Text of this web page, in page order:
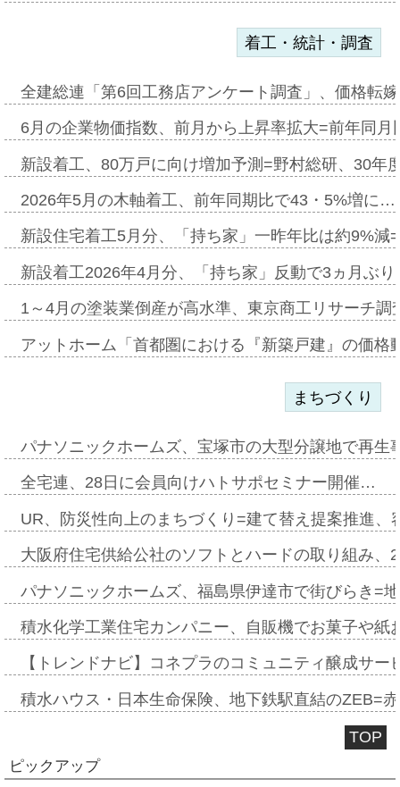
着工・統計・調査
全建総連「第6回工務店アンケート調査」、価格転
6月の企業物価指数、前月から上昇率拡大=前年同
新設着工、80万戸に向け増加予測=野村総研、30年
2026年5月の木軸着工、前年同期比で43・5%増に…
新設住宅着工5月分、「持ち家」一昨年比は約9%
新設着工2026年4月分、「持ち家」反動で3ヵ月ぶ
1～4月の塗装業倒産が高水準、東京商工リサーチ
アットホーム「首都圏における『新築戸建』の価
まちづくり
パナソニックホームズ、宝塚市の大型分譲地で再
全宅連、28日に会員向けハトサポセミナー開催…
UR、防災性向上のまちづくり=建て替え提案推進
大阪府住宅供給公社のソフトとハードの取り組み
パナソニックホームズ、福島県伊達市で街びらき=
積水化学工業住宅カンパニー、自販機でお菓子や
【トレンドナビ】コネプラのコミュニティ醸成サ
積水ハウス・日本生命保険、地下鉄駅直結のZEB=
TOP
ピックアップ